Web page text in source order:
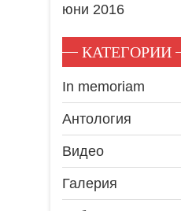
юни 2016
КАТЕГОРИИ
In memoriam
Антология
Видео
Галерия